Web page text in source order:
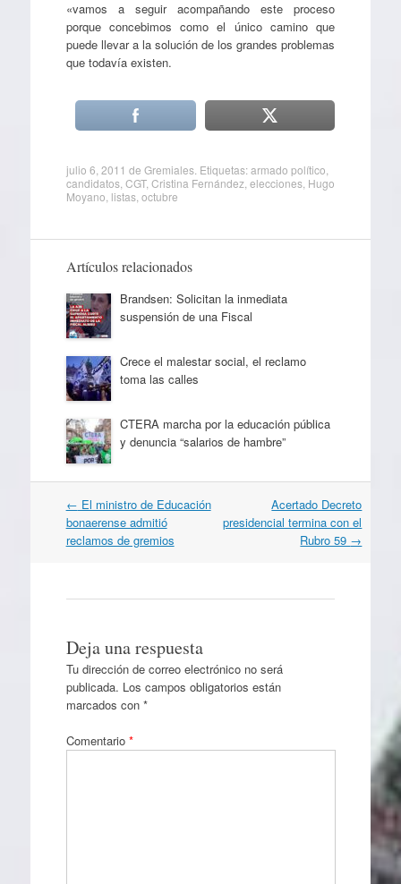
«vamos a seguir acompañando este proceso
porque concebimos como el único camino que
puede llevar a la solución de los grandes problemas
que todavía existen.
julio 6, 2011 de Gremiales. Etiquetas:armado político
candidatos, CGT, Cristina Fernández, elecciones, Hugo
Moyano listas, octubre
Artículos relacionados
Brandsen: Solicitan la inmediata
suspensión de una Fiscal
Crece el malestar social, el reclamo
toma las calles
CTERA marcha por la educación pública
y denuncia “salarios de hambre”
Navegación
por
artículos
← El ministro de Educación
bonaerense admitió
reclamos de gremios
Acertado Decreto
presidencial termina con el
Rubro 59 →
Deja una respuesta
Tu dirección de correo electrónico no será
publicada. Los campos obligatorios están
marcados con *
Comentario *